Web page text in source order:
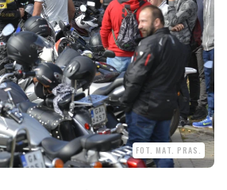
FOT. MAT. PRAS.
Bramy Piaśnickiej w Wejherowie
aby upamiętnić ofiary mordu w